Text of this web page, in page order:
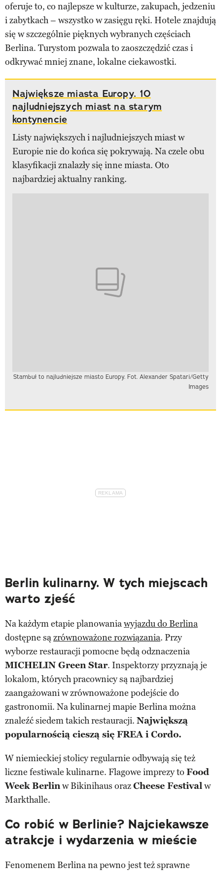
oferuje to, co najlepsze w kulturze, zakupach, jedzeniu
i zabytkach – wszystko w zasięgu ręki. Hotele znajdują
się w szczególnie pięknych wybranych częściach
Berlina. Turystom pozwala to zaoszczędzić czas i
odkrywać mniej znane, lokalne ciekawostki.
Największe miasta Europy. 10
najludniejszych miast na starym
kontynencie
Listy największych i najludniejszych miast w
Europie nie do końca się pokrywają. Na czele obu
klasyfikacji znalazły się inne miasta. Oto
najbardziej aktualny ranking.
Stambuł to najludniejsze miasto Europy. Fot. Alexander Spatari/Getty
Images
Berlin kulinarny. W tych miejscach
warto zjeść
Na każdym etapie planowaniawyjazdu do Berlina
dostępne sązrównoważone rozwiązania. Przy
wyborze restauracji pomocne będą odznaczenia
MICHELIN Green Star. Inspektorzy przyznają je
lokalom, których pracownicy są najbardziej
zaangażowani w zrównoważone podejście do
gastronomii. Na kulinarnej mapie Berlina można
znaleźć siedem takich restauracji. Największą
popularnością cieszą się FREA i Cordo.
W niemieckiej stolicy regularnie odbywają się też
liczne festiwale kulinarne. Flagowe imprezy to Food
Week Berlinw Bikinihaus orazCheese Festivalw
Markthalle.
Co robić w Berlinie? Najciekawsze
atrakcje i wydarzenia w mieście
Fenomenem Berlina na pewno jest też sprawne